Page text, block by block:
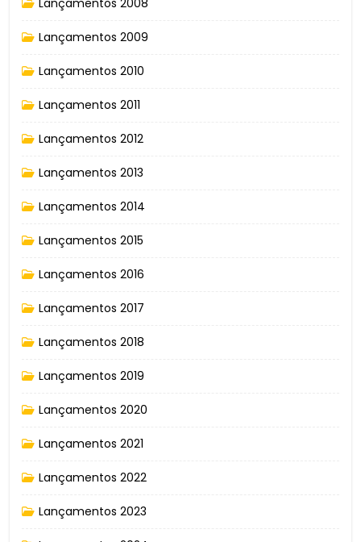
Lançamentos 2009
Lançamentos 2010
Lançamentos 2011
Lançamentos 2012
Lançamentos 2013
Lançamentos 2014
Lançamentos 2015
Lançamentos 2016
Lançamentos 2017
Lançamentos 2018
Lançamentos 2019
Lançamentos 2020
Lançamentos 2021
Lançamentos 2022
Lançamentos 2023